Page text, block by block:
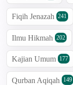
Fiqih Jenazah 241
Ilmu Hikmah 202
Kajian Umum 177
Qurban Aqiqah 149